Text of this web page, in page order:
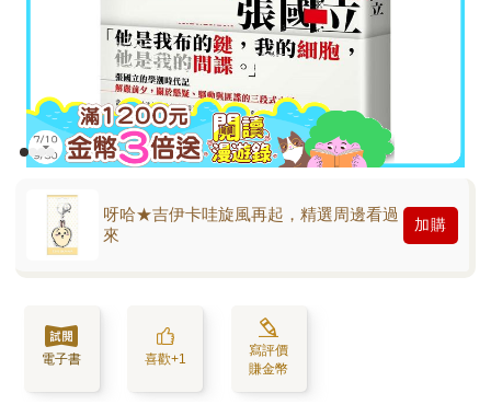
呀哈★吉伊卡哇旋風再起，精選周邊看過
來
加購
電子書 喜歡+1
寫評價
賺金幣